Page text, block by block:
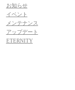
お知らせ
イベント
メンテナンス
アップデート
ETERNITY